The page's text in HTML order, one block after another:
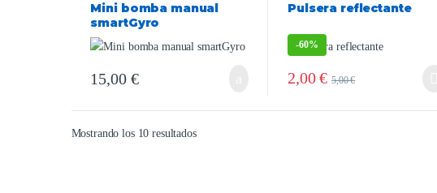
Mini bomba manual
smartGyro
15,00 €
Pulsera reflectante
-60%
2,00€ 5,00€
Mostrando los 10 resultados